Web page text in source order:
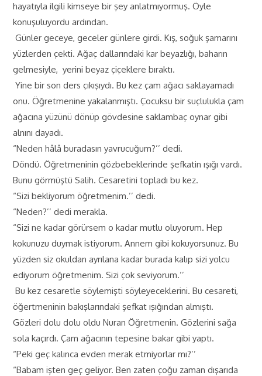
hayatıyla ilgili kimseye bir şey anlatmıyormuş. Öyle
konuşuluyordu ardından.
Günler geceye, geceler günlere girdi. Kış, soğuk şamarını
yüzlerden çekti. Ağaç dallarındaki kar beyazlığı, baharın
gelmesiyle, yerini beyaz çiçeklere bıraktı.
Yine bir son ders çıkışıydı. Bu kez çam ağacı saklayamadı
onu. Öğretmenine yakalanmıştı. Çocuksu bir suçlulukla çam
ağacına yüzünü dönüp gövdesine saklambaç oynar gibi
alnını dayadı.
“Neden hâlâ buradasın yavrucuğum?’’ dedi.
Döndü. Öğretmeninin gözbebeklerinde şefkatin ışığı vardı.
Bunu görmüştü Salih. Cesaretini topladı bu kez.
“Sizi bekliyorum öğretmenim.’’ dedi.
“Neden?’’ dedi merakla.
“Sizi ne kadar görürsem o kadar mutlu oluyorum. Hep
kokunuzu duymak istiyorum. Annem gibi kokuyorsunuz. Bu
yüzden siz okuldan ayrılana kadar burada kalıp sizi yolcu
ediyorum öğretmenim. Sizi çok seviyorum.’’
Bu kez cesaretle söylemişti söyleyeceklerini. Bu cesareti,
öğertmeninin bakışlarındaki şefkat ışığından almıştı.
Gözleri dolu dolu oldu Nuran Öğretmenin. Gözlerini sağa
sola kaçırdı. Çam ağacının tepesine bakar gibi yaptı.
“Peki geç kalınca evden merak etmiyorlar mı?’’
“Babam işten geç geliyor. Ben zaten çoğu zaman dışarıda